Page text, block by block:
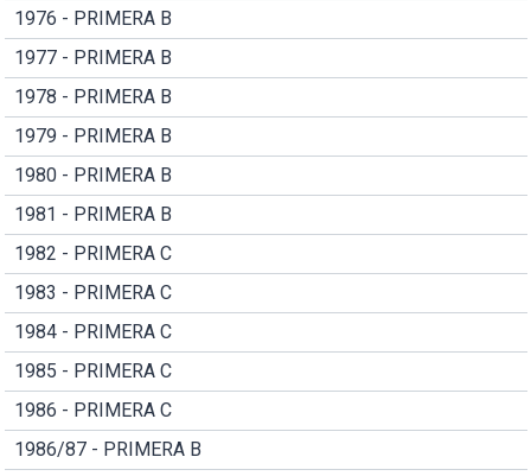
1976 - PRIMERA B
1977 - PRIMERA B
1978 - PRIMERA B
1979 - PRIMERA B
1980 - PRIMERA B
1981 - PRIMERA B
1982 - PRIMERA C
1983 - PRIMERA C
1984 - PRIMERA C
1985 - PRIMERA C
1986 - PRIMERA C
1986/87 - PRIMERA B